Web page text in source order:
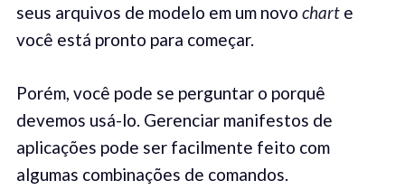
seus arquivos de modelo em um novo charte
você está pronto para começar.
Porém, você pode se perguntar o porquê
devemos usá-lo. Gerenciar manifestos de
aplicações pode ser facilmente feito com
algumas combinações de comandos.